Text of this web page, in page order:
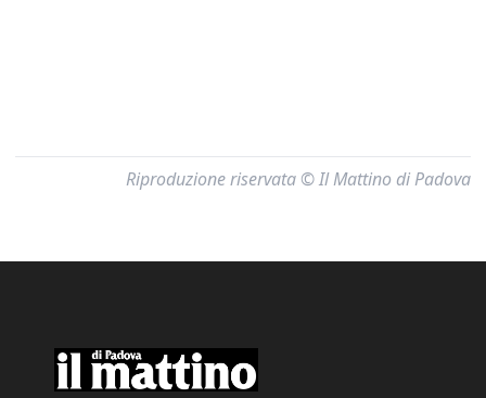
Riproduzione riservata © Il Mattino di Padova